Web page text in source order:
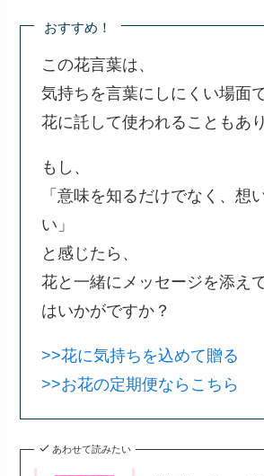
おすすめ！
この花言葉は、
気持ちを言葉にしにくい場面
花に託して使われることもあり
もし、
「意味を知るだけでなく、想
い」
と感じたら、
花と一緒にメッセージを添え
はいかがですか？
>>花に気持ちを込めて贈る
>>お花の定期便ならこちら
あわせて読みたい